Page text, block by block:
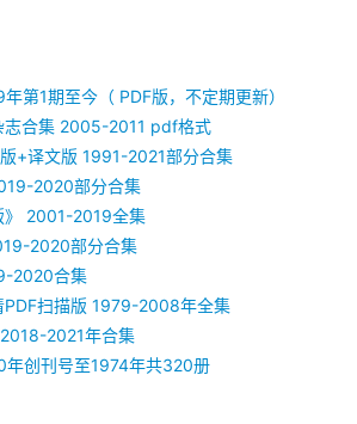
第1期至今（ PDF版，不定期更新）
志合集 2005-2011 pdf格式
版+译文版 1991-2021部分合集
2020部分合集
》 2001-2019全集
2020部分合集
2020合集
PDF扫描版 1979-2008年全集
2018-2021年合集
年创刊号至1974年共320册